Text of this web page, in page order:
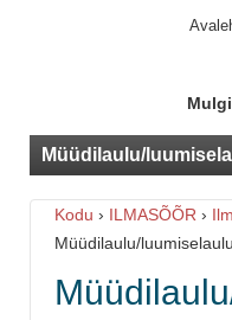
Müüdilaulu/
Kodu › ILMASÕÕR ›
Müüdilaulu/luumiselaulu